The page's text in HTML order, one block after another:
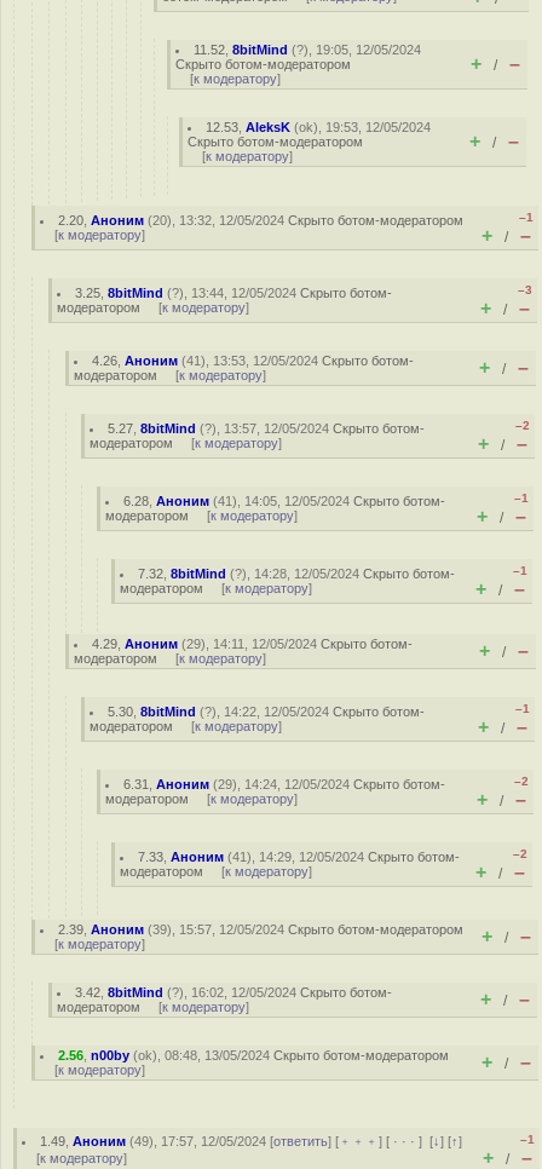
11.52 ,8bitMind (?), 19:05, 12/05/2024
Скрыто ботом-модератором
[к модератору]
+ / –
12.53 ,AleksK (ok), 19:53, 12/05/2024
Скрыто ботом-модератором
[к модератору]
+ / –
2.20 ,Аноним (20), 13:32, 12/05/2024Скрыто ботом-модератором
[к модератору]
–1
+ / –
3.25 ,8bitMind (?), 13:44, 12/05/2024Скрыто ботом-
модератором [к модератору]
–3
+ / –
4.26 ,Аноним (41), 13:53, 12/05/2024Скрыто ботом-
модератором [к модератору] + / –
5.27 ,8bitMind (?), 13:57, 12/05/2024Скрыто ботом-
модератором [к модератору]
–2
+ / –
6.28 ,Аноним (41), 14:05, 12/05/2024Скрыто ботом-
модератором [к модератору]
–1
+ / –
7.32 ,8bitMind (?), 14:28, 12/05/2024Скрыто ботом-
модератором [к модератору]
–1
+ / –
4.29 ,Аноним (29), 14:11, 12/05/2024Скрыто ботом-
модератором [к модератору] + / –
5.30 ,8bitMind (?), 14:22, 12/05/2024Скрыто ботом-
модератором [к модератору]
–1
+ / –
6.31 ,Аноним (29), 14:24, 12/05/2024Скрыто ботом-
модератором [к модератору]
–2
+ / –
7.33 ,Аноним (41), 14:29, 12/05/2024Скрыто ботом-
модератором [к модератору]
–2
+ / –
2.39 ,Аноним (39), 15:57, 12/05/2024Скрыто ботом-модератором
[к модератору] + / –
3.42 ,8bitMind (?), 16:02, 12/05/2024Скрыто ботом-
модератором [к модератору] + / –
2.56 ,n00by (ok), 08:48, 13/05/2024Скрыто ботом-модератором
[к модератору] + / –
1.49 ,Аноним (49), 17:57, 12/05/2024 [ответить] [ ﹢﹢﹢] [ · · ·][↓] [↑]
[к модератору]
–1
+ / –